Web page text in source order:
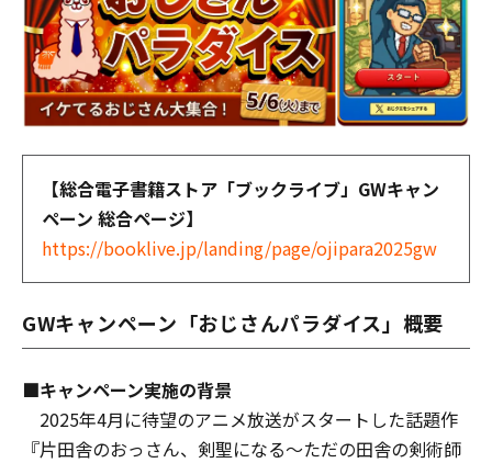
【総合電子書籍ストア「ブックライブ」GWキャン
ペーン 総合ページ】
https://booklive.jp/landing/page/ojipara2025gw
GWキャンペーン「おじさんパラダイス」概要
■キャンペーン実施の背景
2025年4月に待望のアニメ放送がスタートした話題作
『片田舎のおっさん、剣聖になる～ただの田舎の剣術師